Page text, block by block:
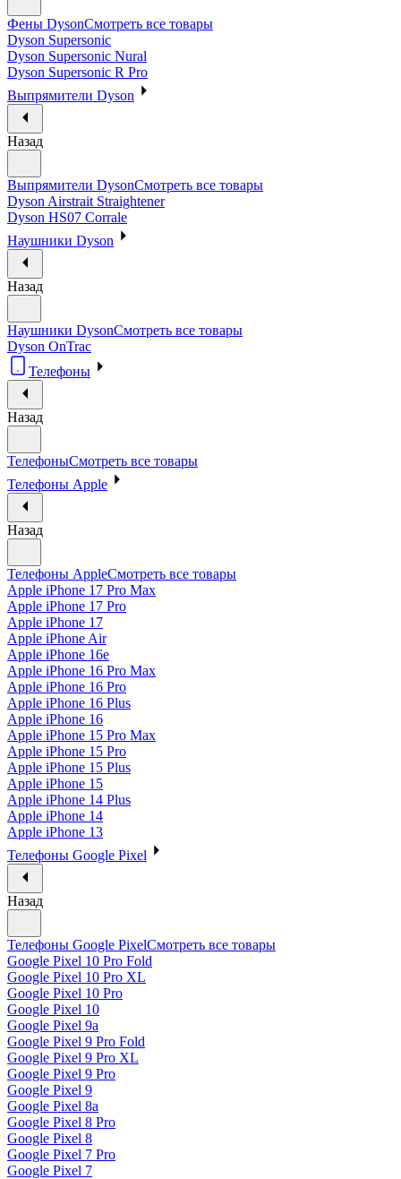
Фены DysonСмотреть все товары
Dyson Supersonic
Dyson Supersonic Nural
Dyson Supersonic R Pro
Выпрямители Dyson
Назад
Выпрямители DysonСмотреть все товары
Dyson Airstrait Straightener
Dyson HS07 Corrale
Наушники Dyson
Назад
Наушники DysonСмотреть все товары
Dyson OnTrac
Телефоны
Назад
ТелефоныСмотреть все товары
Телефоны Apple
Назад
Телефоны AppleСмотреть все товары
Apple iPhone 17 Pro Max
Apple iPhone 17 Pro
Apple iPhone 17
Apple iPhone Air
Apple iPhone 16e
Apple iPhone 16 Pro Max
Apple iPhone 16 Pro
Apple iPhone 16 Plus
Apple iPhone 16
Apple iPhone 15 Pro Max
Apple iPhone 15 Pro
Apple iPhone 15 Plus
Apple iPhone 15
Apple iPhone 14 Plus
Apple iPhone 14
Apple iPhone 13
Телефоны Google Pixel
Назад
Телефоны Google PixelСмотреть все товары
Google Pixel 10 Pro Fold
Google Pixel 10 Pro XL
Google Pixel 10 Pro
Google Pixel 10
Google Pixel 9a
Google Pixel 9 Pro Fold
Google Pixel 9 Pro XL
Google Pixel 9 Pro
Google Pixel 9
Google Pixel 8a
Google Pixel 8 Pro
Google Pixel 8
Google Pixel 7 Pro
Google Pixel 7